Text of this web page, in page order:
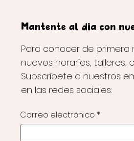
Mantente al día con
Para conocer de primera
nuevos horarios, talleres,
Subscríbete a nuestros
en las redes sociales:
Correo electrónico *